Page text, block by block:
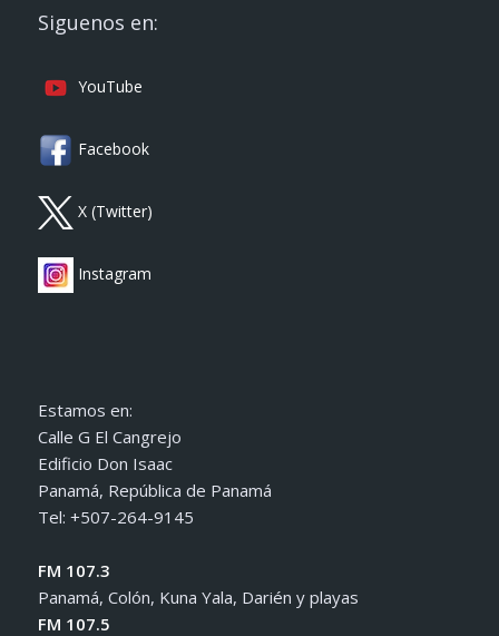
Siguenos en:
YouTube
Facebook
X (Twitter)
Instagram
Estamos en:
Calle G El Cangrejo
Edificio Don Isaac
Panamá, República de Panamá
Tel: +507-264-9145
FM 107.3
Panamá, Colón, Kuna Yala, Darién y playas
FM 107.5